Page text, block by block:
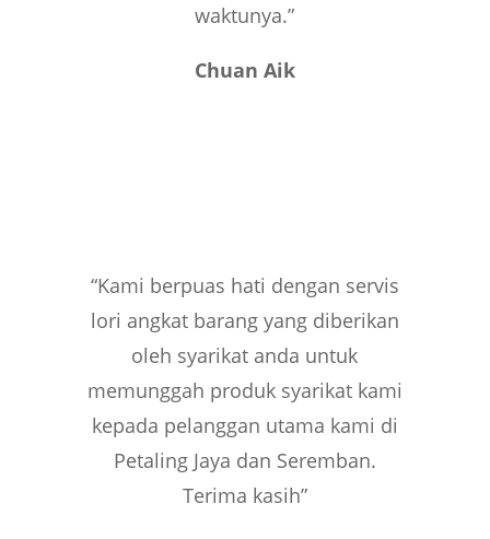
waktunya.”
Chuan Aik
“Kami berpuas hati dengan servis
lori angkat barang yang diberikan
oleh syarikat anda untuk
memunggah produk syarikat kami
kepada pelanggan utama kami di
Petaling Jaya dan Seremban.
Terima kasih”